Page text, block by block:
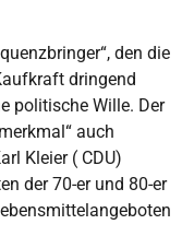
den die
dringend
politische Wille. Der
auch
Kleier ( CDU)
der 70-er und 80-er